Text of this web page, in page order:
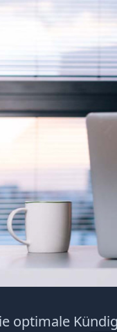
optimale